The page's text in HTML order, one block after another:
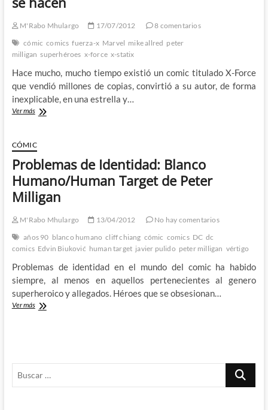
Lantern
M'Rabo Mhulargo 17/07/2012
8 comentarios
cómic comics fuerza-x Marvel mike allred peter
milligan superhéroes x-force x-statix
Hace mucho, mucho tiempo existió un comic titulado X-Force
que vendió millones de copias, convirtió a su autor, de forma
inexplicable, en una estrella y…
Ver másX-
de
Milligan
y
Comics
de
mutantes
de
que
ya
se
hacen
CÓMIC
Problemas de Identidad: Blanco
Humano/Human Target de Peter
Milligan
M'Rabo Mhulargo 13/04/2012
No hay comentarios
años 90 blanco humano cliff chiang cómic comics DC dc
comics Edvin Biuković human target javier pulido peter milligan vértigo
Problemas de identidad en el mundo del comic ha habido
siempre, al menos en aquellos pertenecientes al genero
superheroico y allegados. Héroes que se obsesionan…
Ver másProblemas
Peter
Milligan
Buscar